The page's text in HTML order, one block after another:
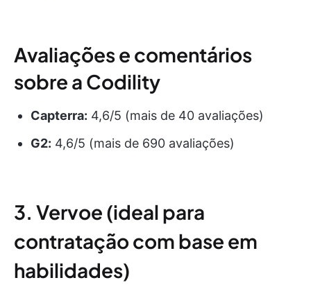
Avaliações e comentários
sobre a Codility
Capterra: 4,6/5 (mais de 40 avaliações)
G2: 4,6/5 (mais de 690 avaliações)
3. Vervoe (ideal para
contratação com base em
habilidades)